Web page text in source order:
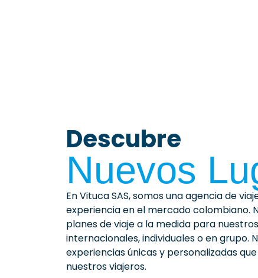
Descubre
Nuevos
En Vituca SAS, somos una agencia de
experiencia en el mercado colombiano.
planes de viaje a la medida para
internacionales, individuales o en grupo.
experiencias únicas y personalizadas
nuestros viajeros.